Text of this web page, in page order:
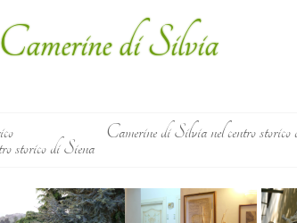
di Silvia
Camerine di Silvia nel centro
storico di Siena